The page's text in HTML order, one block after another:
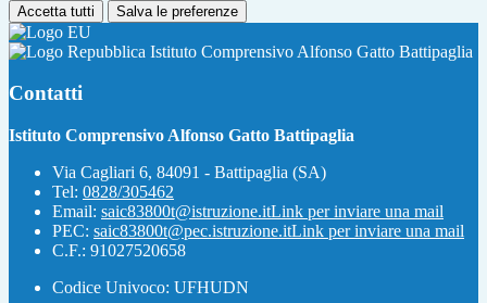
Accetta tutti Salva le preferenze
Istituto Comprensivo Alfonso Gatto Battipaglia
Contatti
Istituto Comprensivo Alfonso Gatto Battipaglia
Via Cagliari 6, 84091 - Battipaglia (SA)
Tel: 0828/305462
Email: saic83800t@istruzione.itLink per inviare una mail
PEC: saic83800t@pec.istruzione.itLink per inviare una mail
C.F.: 91027520658
Codice Univoco: UFHUDN